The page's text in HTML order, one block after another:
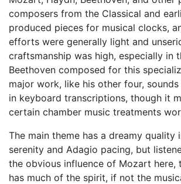
composers from the Classical and
produced pieces for musical clocks,
efforts were generally light and
craftsmanship was high, especially in
Beethoven composed for this
major work, like his other four,
in keyboard transcriptions, though it
certain chamber music treatments
The main theme has a dreamy quality
serenity and Adagio pacing, but
the obvious influence of Mozart here,
has much of the spirit, if not the